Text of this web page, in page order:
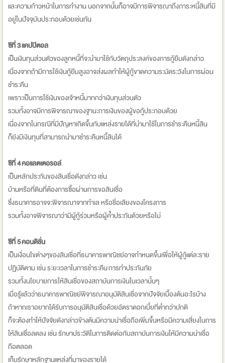
และความก้าวหน้าในการทำงาน นอกจากนั้นก็อาจมีการพิจารณาถึงภาระหนี้สินที่มี
อยู่ในปัจจุบันประกอบด้วยเช่นกัน
ซีที่ 3 แคปปิตอล
เป็นเงินทุนส่วนตัวของลูกหนี้ที่จะนำมาใช้กับวัตถุประสงค์ของการกู้ยืมดังกล่าว
เนื่องจากถ้ามีการใช้เงินกู้ยืมสูงอาจส่งผลทำให้ผู้กู้ขาดความระมัดระวังในการผ่อน
ชำระคืน
เพราะเป็นการใช้เงินของเจ้าหนี้มากกว่าเงินทุนส่วนตัว
รวมทั้งอาจมีการพิจารณาของฐานะการเงินของผู้ขอกู้ประกอบด้วย
เนื่องจากในกรณีที่มีปัญหาเกิดขึ้นกับแหล่งรายได้ที่นำมาใช้ในการชำระคืนหนี้สิน
ก็ยังมีเงินทุนที่สามารถนำมาชำระคืนหนิ้สินได้
ซีที่ 4 คอแลตเตอรอล์
เป็นหลักประกันของสินเชื่อดังกล่าว เช่น
บ้านหรือที่ดินที่ต้องการซื้อผ่านการขอสินเชื่อ
ซึ่งธนาคารอาจจะพิจารณาจากทำเล หรือชื่อเสียงของโครงการ
รวมทั้งอาจพิจารณาว่ามีผู้กู้ร่วมหรือผู้ค้ำประกันด้วยหรือไม่
ซีที่ 5 คอนดิชั่น
เป็นเงื่อนไขต่างๆของสินเชื่อที่ธนาคารพาณิชย์อาจกำหนดขึ้นเพื่อให้ผู้กู้แต่ละราย
ปฏิบัติตาม เช่น ระยะเวลาในการชำระคืน การทำประกันภัย
รวมทั้งนโยบายการให้สินเชื่อของสถาบันการเงินในเวลานั้นๆ
เมื่อรู้แล้วว่าธนาคารพาณิชย์พิจารณาอนุมัติสินเชื่อจากปัจจัยเบื้องต้นอะไรบ้าง
ถ้าหากเราอยากได้รับการอนุมัติสินเชื่อด้วยอัตราดอกเบี้ยที่ต่ำกว่าปกติ
ก็จะต้องทำให้ปัจจัยดังกล่าวข้างต้นมีความน่าเชื่อถือเพิ่มขึ้นหรือมีความเสี่ยงในการ
ให้สินเชื่อลดลง เช่น รักษาประวัติในการติดต่อกับสถาบันการเงินให้มีความน่าเชื่อ
ถือตลอด
เก็บรักษาหลักฐานแหล่งที่มาของรายได้